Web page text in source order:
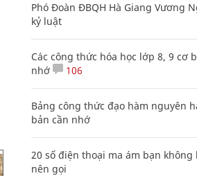
Phó Đoàn ĐBQH Hà Giang Vương
kỷ luật
Các công thức hóa học lớp 8, 9 cơ
nhớ
106
Bảng công thức đạo hàm nguyên
bản cần nhớ
20 số điện thoại ma ám bạn không
nên gọi